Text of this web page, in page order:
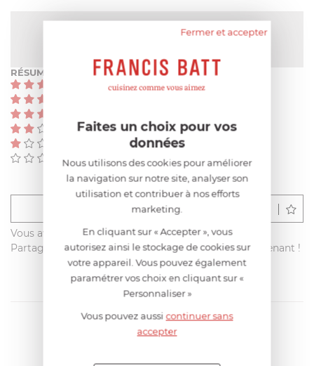
NOTE MOYENNE
Pas encore de note
RÉSUMÉ
(0)
(0)
Déposer un avis
Vous avez acheté ce produit sur francisbatt.com ?
Partagez votre avis avec les autres clients dès maintenant !
Fermer et accepter
Faites un choix pour vos
données
Nous utilisons des cookies pour améliorer
la navigation sur notre site, analyser son
utilisation et contribuer à nos efforts
marketing.
En cliquant sur « Accepter », vous
autorisez ainsi le stockage de cookies sur
votre appareil. Vous pouvez également
paramétrer vos choix en cliquant sur «
Personnaliser »
Vous pouvez aussicontinuer sans
accepter